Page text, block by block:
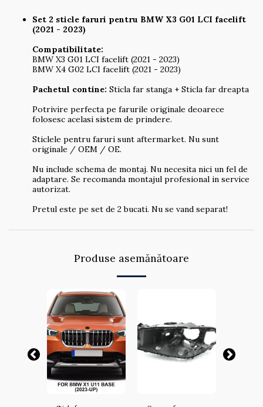
Set 2 sticle faruri pentru BMW X3 G01 LCI facelift
(2021 - 2023)
Compatibilitate:
BMW X3 G01 LCI facelift (2021 - 2023)
BMW X4 G02 LCI facelift (2021 - 2023)
Pachetul contine: Sticla far stanga + Sticla far dreapta
Potrivire perfecta pe farurile originale deoarece
folosesc acelasi sistem de prindere.
Sticlele pentru faruri sunt aftermarket. Nu sunt
originale / OEM / OE.
Nu include schema de montaj. Nu necesita nici un fel de
adaptare. Se recomanda montajul profesional in service
autorizat.
Pretul este pe set de 2 bucati. Nu se vand separat!
Produse asemănătoare